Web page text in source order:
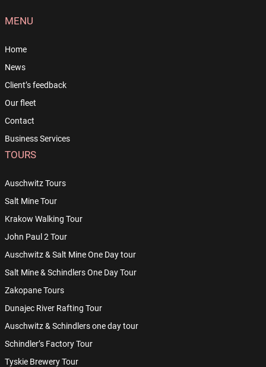
MENU
Home
News
Client’s feedback
Our fleet
Contact
Business Services
TOURS
Auschwitz Tours
Salt Mine Tour
Krakow Walking Tour
John Paul 2 Tour
Auschwitz & Salt Mine One Day tour
Salt Mine & Schindlers One Day Tour
Zakopane Tours
Dunajec River Rafting Tour
Auschwitz & Schindlers one day tour
Schindler’s Factory Tour
Tyskie Brewery Tour